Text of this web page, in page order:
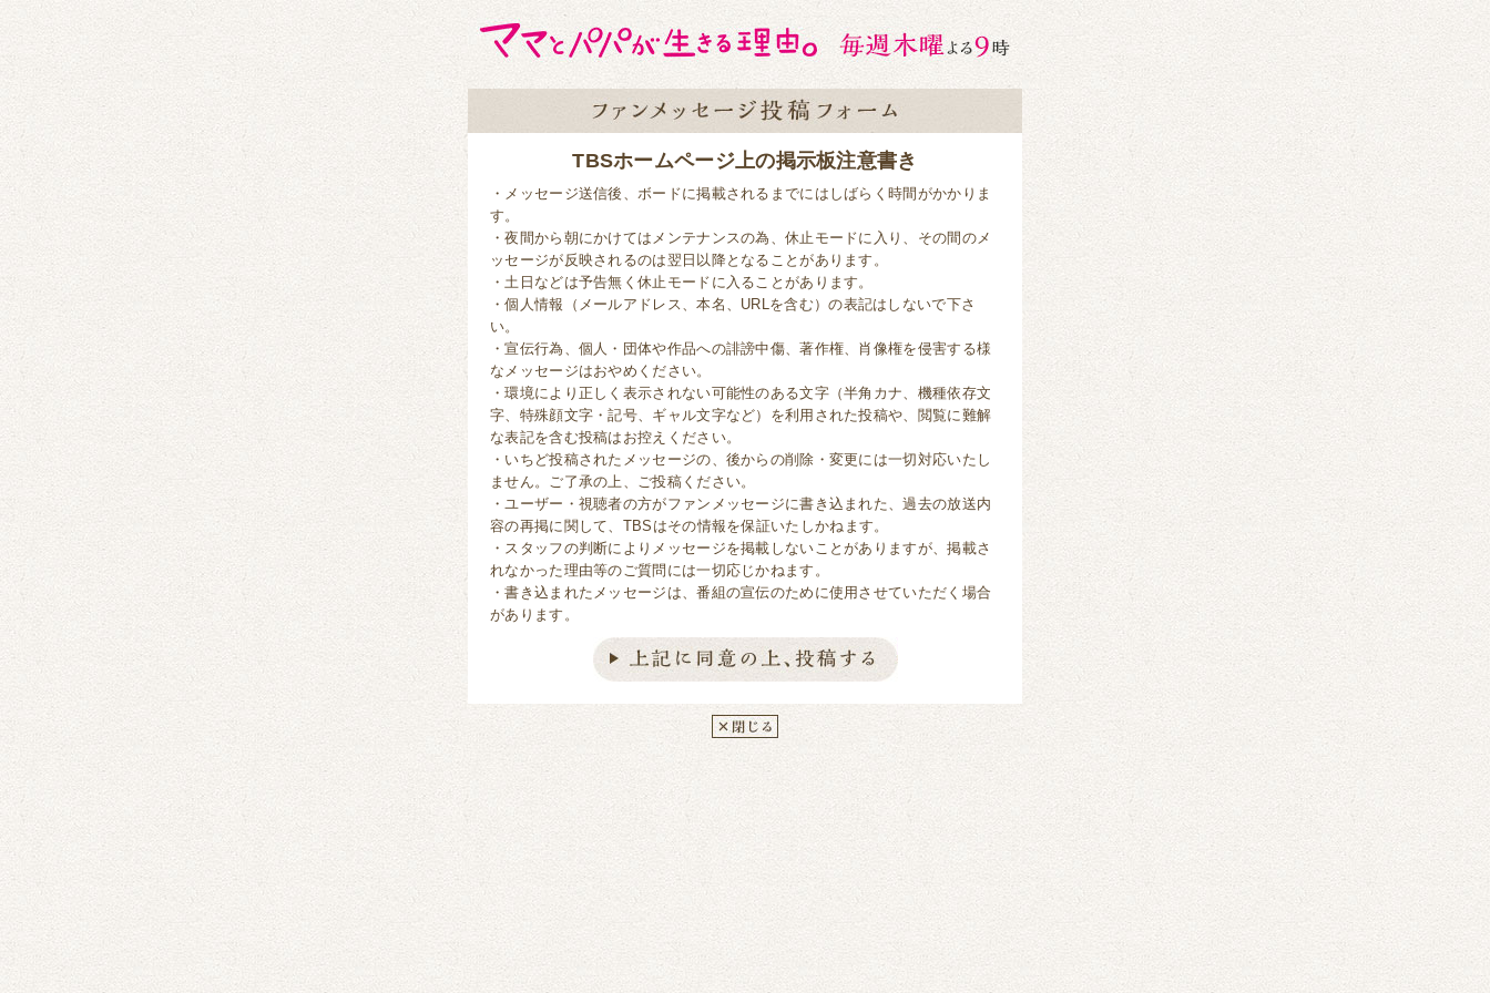
TBSホームページ上の掲示板注意書き
・メッセージ送信後、ボードに掲載されるまでにはしばらく時間がかかりま
す。
・夜間から朝にかけてはメンテナンスの為、休止モードに入り、その間のメ
ッセージが反映されるのは翌日以降となることがあります。
・土日などは予告無く休止モードに入ることがあります。
・個人情報（メールアドレス、本名、URLを含む）の表記はしないで下さ
い。
・宣伝行為、個人・団体や作品への誹謗中傷、著作権、肖像権を侵害する様
なメッセージはおやめください。
・環境により正しく表示されない可能性のある文字（半角カナ、機種依存文
字、特殊顔文字・記号、ギャル文字など）を利用された投稿や、閲覧に難解
な表記を含む投稿はお控えください。
・いちど投稿されたメッセージの、後からの削除・変更には一切対応いたし
ません。ご了承の上、ご投稿ください。
・ユーザー・視聴者の方がファンメッセージに書き込まれた、過去の放送内
容の再掲に関して、TBSはその情報を保証いたしかねます。
・スタッフの判断によりメッセージを掲載しないことがありますが、掲載さ
れなかった理由等のご質問には一切応じかねます。
・書き込まれたメッセージは、番組の宣伝のために使用させていただく場合
があります。